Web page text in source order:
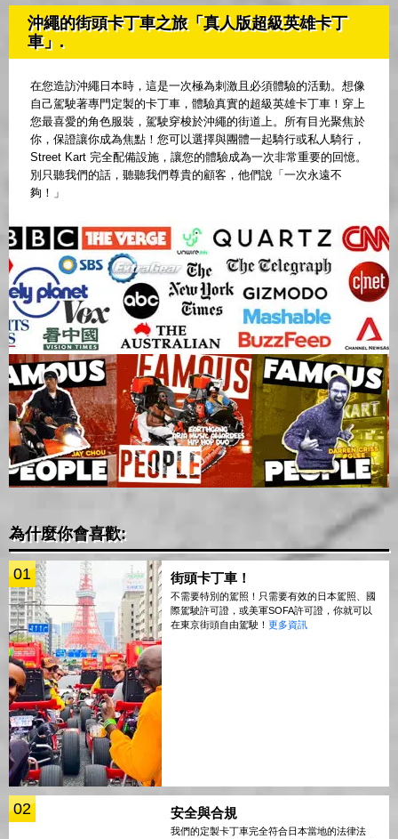
沖繩的街頭卡丁車之旅「真人版超級英雄卡丁
車」.
在您造訪沖繩日本時，這是一次極為刺激且必須體驗的活動。想像
自己駕駛著專門定製的卡丁車，體驗真實的超級英雄卡丁車！穿上
您最喜愛的角色服裝，駕駛穿梭於沖繩的街道上。所有目光聚焦於
你，保證讓你成為焦點！您可以選擇與團體一起騎行或私人騎行，
Street Kart 完全配備設施，讓您的體驗成為一次非常重要的回憶。
別只聽我們的話，聽聽我們尊貴的顧客，他們說「一次永遠不
夠！」
為什麼你會喜歡:
01 街頭卡丁車！
不需要特別的駕照！只需要有效的日本駕照、國
際駕駛許可證，或美軍SOFA許可證，你就可以
在東京街頭自由駕駛！ 更多資訊
02 安全與合規
我們的定製卡丁車完全符合日本當地的法律法